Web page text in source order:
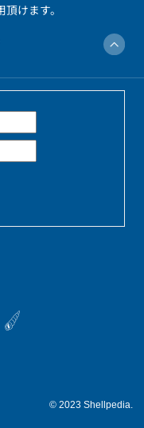
けます。
© 2023 Shellpedia.